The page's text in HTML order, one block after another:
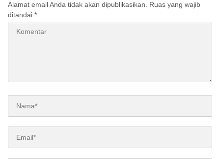
Alamat email Anda tidak akan dipublikasikan.
Ruas yang wajib
ditandai *